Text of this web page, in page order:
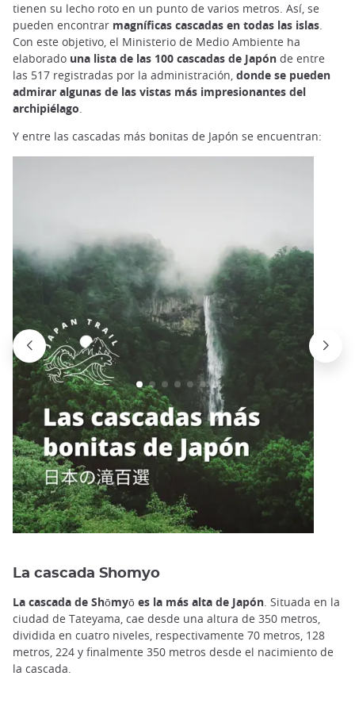
tienen su lecho roto en un punto de varios metros. Así, se
pueden encontrar magníficas cascadas en todas las islas.
Con este objetivo, el Ministerio de Medio Ambiente ha
elaborado una lista de las 100 cascadas de Japón de entre
las 517 registradas por la administración, donde se pueden
admirar algunas de las vistas más impresionantes del
archipiélago.
Y entre las cascadas más bonitas de Japón se encuentran:
La cascada Shomyo
La cascada de Shōmyō es la más alta de Japón . Situada en la
ciudad de Tateyama, cae desde una altura de 350 metros,
dividida en cuatro niveles, respectivamente 70 metros, 128
metros, 224 y finalmente 350 metros desde el nacimiento de
la cascada.